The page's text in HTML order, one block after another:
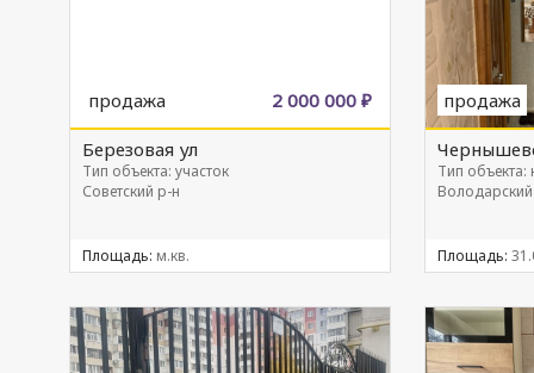
продажа 2 000 000 ₽
Березовая ул
Тип объекта: участок
Советский р-н
Площадь: м.кв.
продажа
Тип объекта:
Площадь: